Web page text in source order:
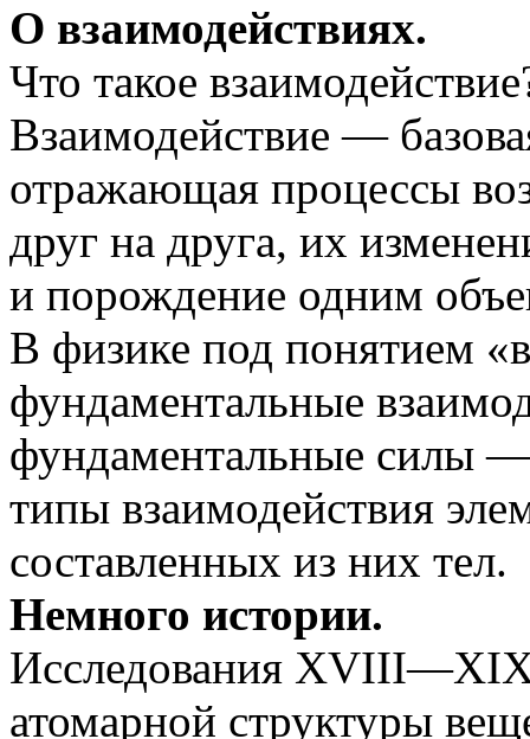
О взаимодействиях.
Что такое
Взаимодействие —
отражающая процессы
друг на друга, их
и порождение одним
В физике под понятием
фундаментальные
фундаментальные силы
типы взаимодействия
составленных из них тел.
Немного истории.
Исследования XVIII—XIX
атомарной структуры